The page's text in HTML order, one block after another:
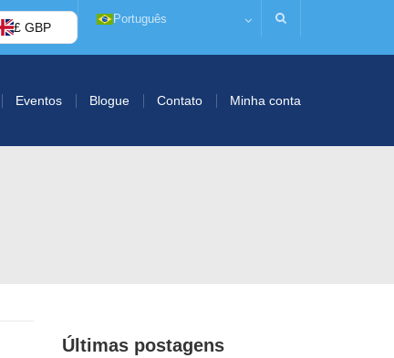
£ GBP
Português
Eventos Blogue Contato Minha conta
Últimas postagens